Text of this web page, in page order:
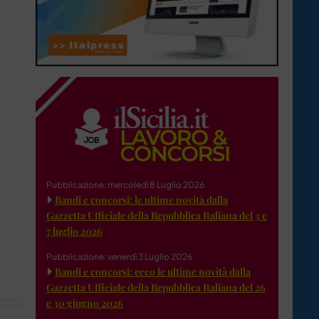
Pubblicazione: mercoledì 8 Luglio 2026
Bandi e concorsi: le ultime novità dalla
Gazzetta Ufficiale della Repubblica Italiana del 3 e
7 luglio 2026
Pubblicazione: venerdì 3 Luglio 2026
Bandi e concorsi: ecco le ultime novità dalla
Gazzetta Ufficiale della Repubblica Italiana del 26
e 30 giugno 2026